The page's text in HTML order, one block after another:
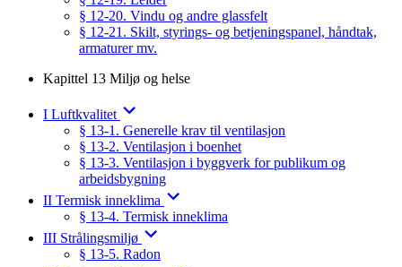
§ 12-20. Vindu og andre glassfelt
§ 12-21. Skilt, styrings- og betjeningspanel, håndtak,
armaturer mv.
Kapittel 13 Miljø og helse
I Luftkvalitet
§ 13-1. Generelle krav til ventilasjon
§ 13-2. Ventilasjon i boenhet
§ 13-3. Ventilasjon i byggverk for publikum og
arbeidsbygning
II Termisk inneklima
§ 13-4. Termisk inneklima
III Strålingsmiljø
§ 13-5. Radon